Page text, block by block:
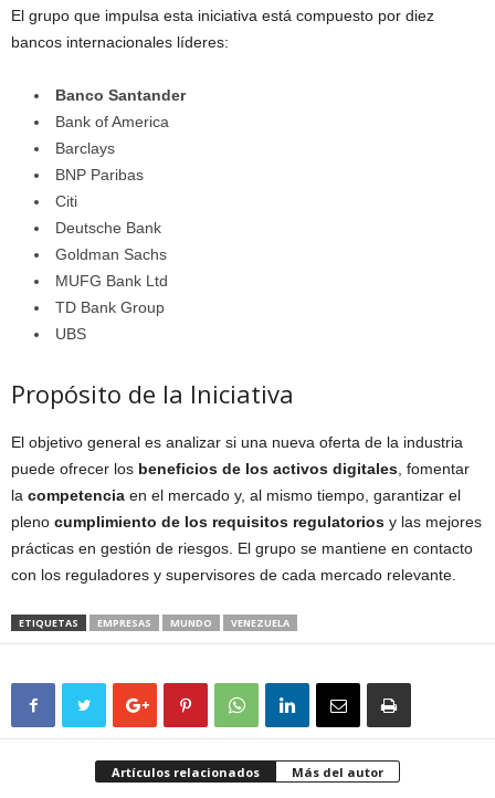
El grupo que impulsa esta iniciativa está compuesto por diez
bancos internacionales líderes:
Banco Santander
Bank of America
Barclays
BNP Paribas
Citi
Deutsche Bank
Goldman Sachs
MUFG Bank Ltd
TD Bank Group
UBS
Propósito de la Iniciativa
El objetivo general es analizar si una nueva oferta de la industria
puede ofrecer los beneficios de los activos digitales , fomentar
la competencia en el mercado y, al mismo tiempo, garantizar el
pleno cumplimiento de los requisitos regulatorios y las mejores
prácticas en gestión de riesgos. El grupo se mantiene en contacto
con los reguladores y supervisores de cada mercado relevante.
ETIQUETAS EMPRESAS MUNDO VENEZUELA
Artículos relacionados Más del autor